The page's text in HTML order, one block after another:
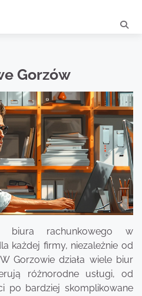
Gorzów
biura rachunkowego w
każdej firmy, niezależnie od
Gorzowie działa wiele biur
różnorodne usługi, od
po bardziej skomplikowane